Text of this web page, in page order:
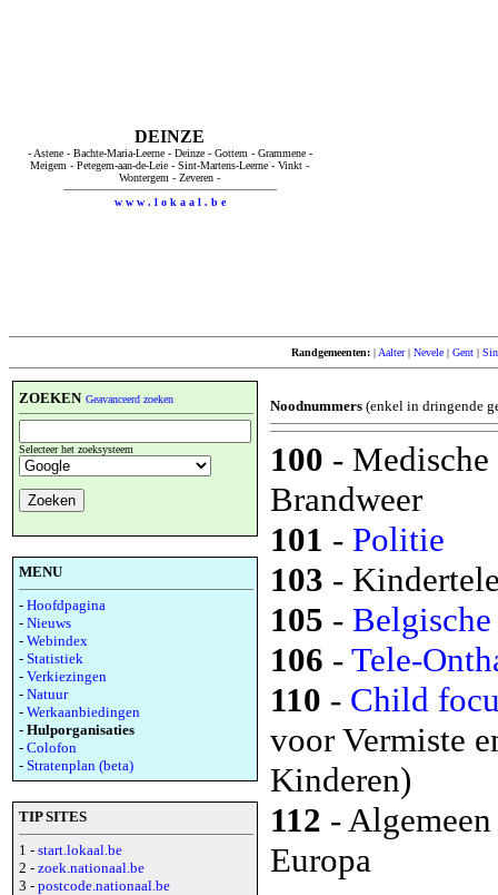
DEINZE
- Astene - Bachte-Maria-Leerne - Deinze - Gottem - Grammene -
Meigem - Petegem-aan-de-Leie - Sint-Martens-Leerne - Vinkt -
Wontergem - Zeveren -
w w w . l o k a a l . b e
Randgemeenten: | Aalter|Nevele |Gent |
ZOEKEN Geavanceerd zoeken
Selecteer het zoeksysteem
MENU
- Hoofdpagina
- Nieuws
- Webindex
- Statistiek
- Verkiezingen
- Natuur
- Werkaanbiedingen
- Hulporganisaties
- Colofon
- Stratenplan (beta)
TIP SITES
1 - start.lokaal.be
2 - zoek.nationaal.be
3 - postcode.nationaal.be
Noodnummers (enkel in dringende
100 - Medische
Brandweer
101 - Politie
103 -
105 -
106 - Tele-
110 - Child
voor Vermiste
Kinderen)
112 -
Europa